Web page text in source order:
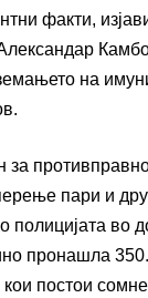
факти,
на
за
пари и
полицијата во
пронашла
кои постои